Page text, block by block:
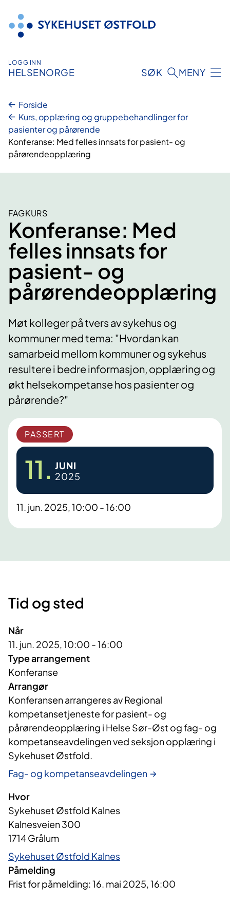
innhold
LOGG INN
HELSENORGE SØK MENY
Forside
Kurs, opplæring og gruppebehandlinger for
pasienter og pårørende
Konferanse: Med felles innsats for pasient- og
pårørendeopplæring
FAGKURS
Konferanse: Med
felles innsats for
pasient- og
pårørendeopplæring
Møt kolleger på tvers av sykehus og
kommuner med tema: "Hvordan kan
samarbeid mellom kommuner og sykehus
resultere i bedre informasjon, opplæring og
økt helsekompetanse hos pasienter og
pårørende?"
PASSERT
11. JUNI
2025
11. jun. 2025, 10:00 - 16:00
Tid og sted
Når
11. jun. 2025, 10:00 - 16:00
Type arrangement
Konferanse
Arrangør
Konferansen arrangeres av Regional
kompetansetjeneste for pasient- og
pårørendeopplæring i Helse Sør-Øst og fag- og
kompetanseavdelingen ved seksjon opplæring i
Sykehuset Østfold.
Fag- og kompetanseavdelingen
Hvor
Sykehuset Østfold Kalnes
Kalnesveien 300
1714 Grålum
Sykehuset Østfold Kalnes
Påmelding
Frist for påmelding: 16. mai 2025, 16:00